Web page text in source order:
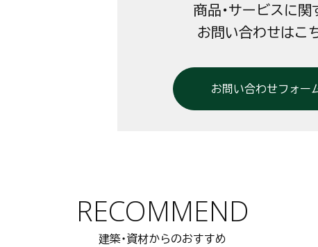
商品・サービスに関
お問い合わせはこ
お問い合わせフォー
RECOMMEND
建築・資材からのおすすめ